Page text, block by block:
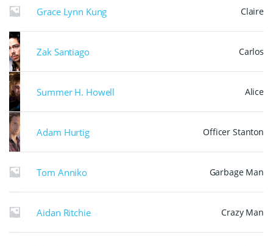
Grace Lynn Kung Claire
Zak Santiago Carlos
Summer H. Howell Alice
Adam Hurtig Officer Stanton
Tom Anniko Garbage Man
Aidan Ritchie Crazy Man